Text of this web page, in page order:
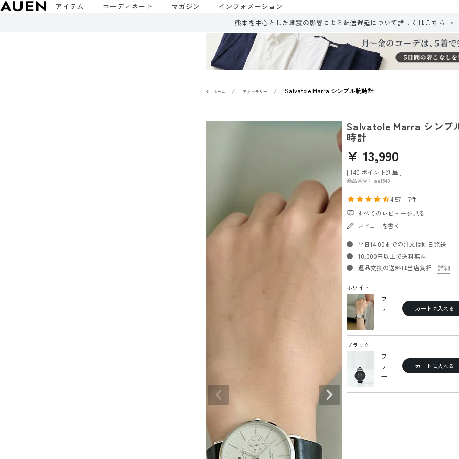
アイテム コーディネート マガジン インフォメーション
熊本を中心とした地震の影響による配送遅延について詳しくはこちら
ホーム アクセサリー Salvatole Marra シンプル腕時計
Salvatole Marra シンプ
時計
¥ 13,990
[ 140 ポイント進呈 ]
商品番号 aa1548
4.57
7
すべてのレビューを見る
レビューを書く
平日14:00までの注文は即日発送
10,000円以上で送料無料
返品交換の送料は当店負担
詳細
ホワイト
フ
リ
ー
カートに入れる
ブラック
フ
リ
ー
カートに入れる